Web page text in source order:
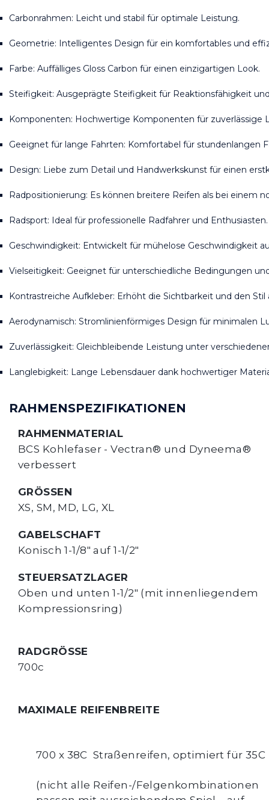
Carbonrahmen: Leicht und stabil für optimale Leistung.
Geometrie: Intelligentes Design für ein komfortables und
Farbe: Auffälliges Gloss Carbon für einen einzigartigen Look.
Steifigkeit: Ausgeprägte Steifigkeit für Reaktionsfähigkeit
Komponenten: Hochwertige Komponenten für zuverlässige
Geeignet für lange Fahrten: Komfortabel für stundenlangen
Design: Liebe zum Detail und Handwerkskunst für einen
Radpositionierung: Es können breitere Reifen als bei einem
Radsport: Ideal für professionelle Radfahrer und Enthusiasten.
Geschwindigkeit: Entwickelt für mühelose Geschwindigkeit
Vielseitigkeit: Geeignet für unterschiedliche Bedingungen und
Kontrastreiche Aufkleber: Erhöht die Sichtbarkeit und den Stil
Aerodynamisch: Stromlinienförmiges Design für minimalen
Zuverlässigkeit: Gleichbleibende Leistung unter
Langlebigkeit: Lange Lebensdauer dank hochwertiger
RAHMENSPEZIFIKATIONEN
RAHMENMATERIAL
BCS Kohlefaser - Vectran® und Dyneema®
verbessert
GRÖSSEN
XS, SM, MD, LG, XL
GABELSCHAFT
Konisch 1-1/8" auf 1-1/2"
STEUERSATZLAGER
Oben und unten 1-1/2" (mit innenliegendem
Kompressionsring)
RADGRÖSSE
700c
MAXIMALE REIFENBREITE
700 x 38C Straßenreifen, optimiert für 35C
(nicht alle Reifen-/Felgenkombinationen